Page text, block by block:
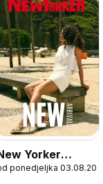
Yorker
ponedjeljka 03.08.2026